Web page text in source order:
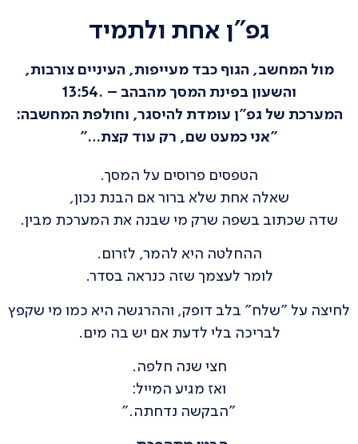
גפ"ן אחת ולתמיד
מול המחשב, הגוף כבד מעייפות, העיניים צורבות,
והשעון בפינת המסך מהבהב – .13:54
המערכת של גפ"ן עומדת להיסגר, וחולפת המחשבה:
"אני כמעט שם, רק עוד קצת…"
הטפסים פרוסים על המסך.
שאלה אחת שלא ברור אם הבנת נכון,
שדה שכתוב בשפה שרק מי שבנה את המערכת מבין.
ההחלטה היא להמר, לזרום.
לומר לעצמך שזה כנראה בסדר.
לחיצה על "שלח" בלב דופק, וההרגשה היא כמו מי שקפץ
לבריכה בלי לדעת אם יש בה מים.
חצי שנה חלפה.
ואז מגיע המייל:
"הבקשה נדחתה."